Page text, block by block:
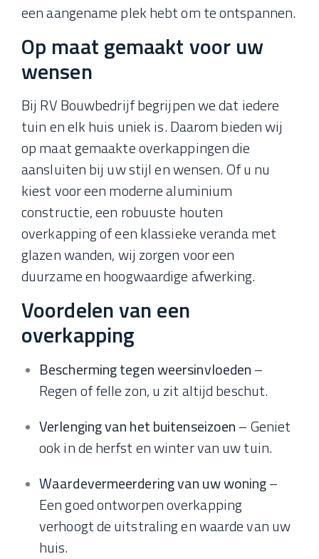
een aangename plek hebt om te ontspannen.
Op maat gemaakt voor uw
wensen
Bij RV Bouwbedrijf begrijpen we dat iedere
tuin en elk huis uniek is. Daarom bieden wij
op maat gemaakte overkappingen die
aansluiten bij uw stijl en wensen. Of u nu
kiest voor een moderne aluminium
constructie, een robuuste houten
overkapping of een klassieke veranda met
glazen wanden, wij zorgen voor een
duurzame en hoogwaardige afwerking.
Voordelen van een
overkapping
Bescherming tegen weersinvloeden–
Regen of felle zon, u zit altijd beschut.
Verlenging van het buitenseizoen– Geniet
ook in de herfst en winter van uw tuin.
Waardevermeerdering van uw woning–
Een goed ontworpen overkapping
verhoogt de uitstraling en waarde van uw
huis.